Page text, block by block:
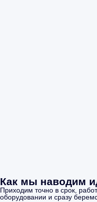
Как мы наводим
Приходим точно в срок,
оборудовании и сразу